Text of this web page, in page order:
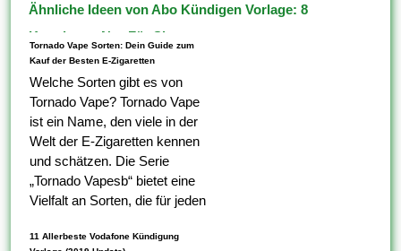
Ähnliche Ideen von Abo Kündigen Vorlage: 8
Kreationen Nur Für Sie
Tornado Vape Sorten: Dein Guide zum
Kauf der Besten E-Zigaretten
Welche Sorten gibt es von
Tornado Vape? Tornado Vape
ist ein Name, den viele in der
Welt der E-Zigaretten kennen
und schätzen. Die Serie
„Tornado Vapesb“ bietet eine
Vielfalt an Sorten, die für jeden
du fruchtige, dekutive oder...
11 Allerbeste Vodafone Kündigung